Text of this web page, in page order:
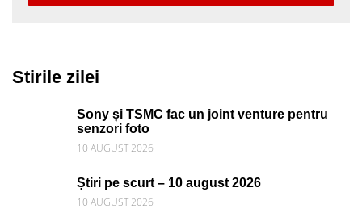
Stirile zilei
Sony și TSMC fac un joint venture pentru
senzori foto
10 AUGUST 2026
Știri pe scurt – 10 august 2026
10 AUGUST 2026